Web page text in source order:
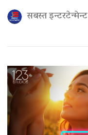
सबस्त इन्टरटेन्मेन्ट